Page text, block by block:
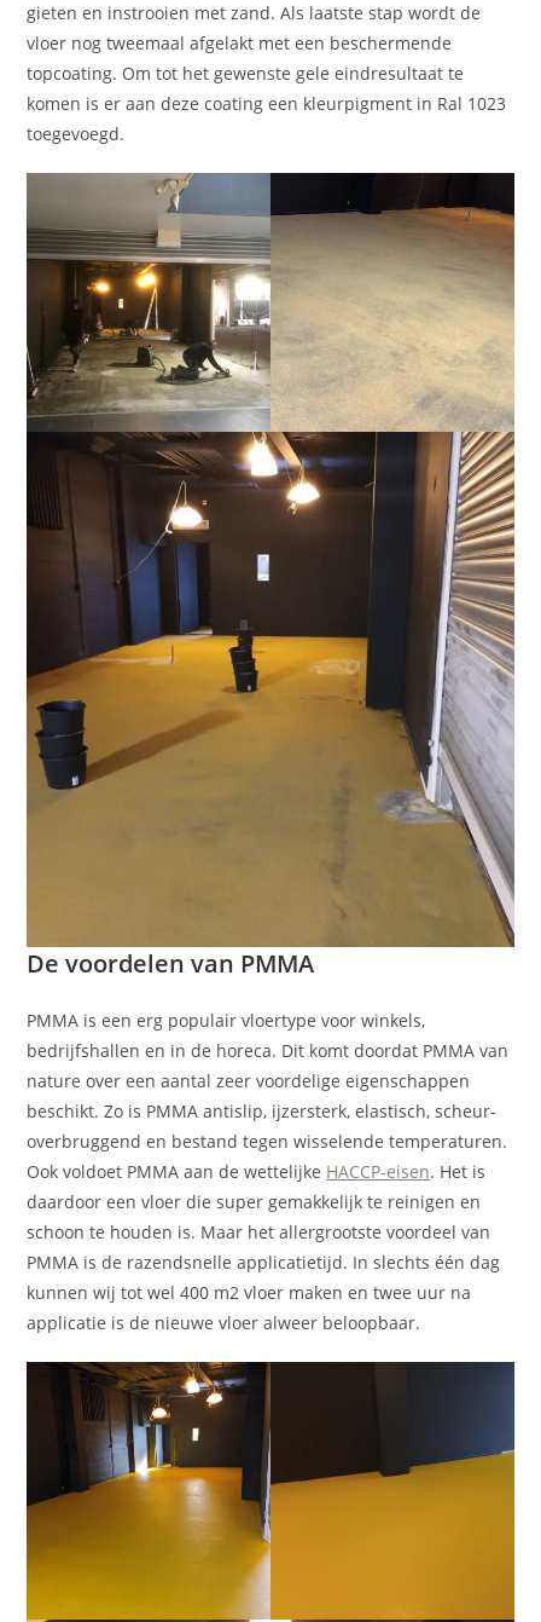
gieten en instrooien met zand. Als laatste stap wordt de
vloer nog tweemaal afgelakt met een beschermende
topcoating. Om tot het gewenste gele eindresultaat te
komen is er aan deze coating een kleurpigment in Ral 1023
toegevoegd.
De voordelen van PMMA
PMMA is een erg populair vloertype voor winkels,
bedrijfshallen en in de horeca. Dit komt doordat PMMA van
nature over een aantal zeer voordelige eigenschappen
beschikt. Zo is PMMA antislip, ijzersterk, elastisch, scheur-
overbruggend en bestand tegen wisselende temperaturen.
Ook voldoet PMMA aan de wettelijke HACCP-eisen. Het is
daardoor een vloer die super gemakkelijk te reinigen en
schoon te houden is. Maar het allergrootste voordeel van
PMMA is de razendsnelle applicatietijd. In slechts één dag
kunnen wij tot wel 400 m2 vloer maken en twee uur na
applicatie is de nieuwe vloer alweer beloopbaar.